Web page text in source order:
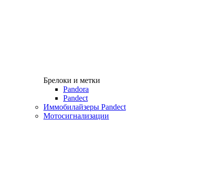
Брелоки и метки
Pandora
Pandect
Иммобилайзеры Pandect
Мотосигнализации